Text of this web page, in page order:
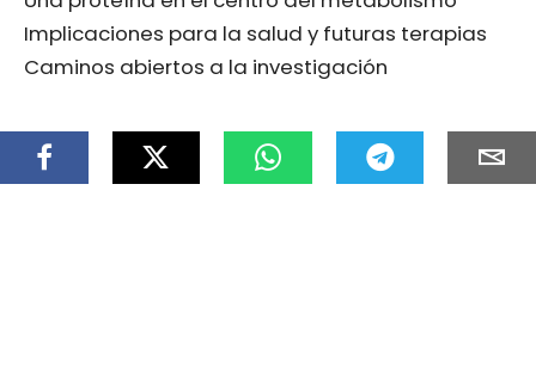
Implicaciones para la salud y futuras terapias
Caminos abiertos a la investigación